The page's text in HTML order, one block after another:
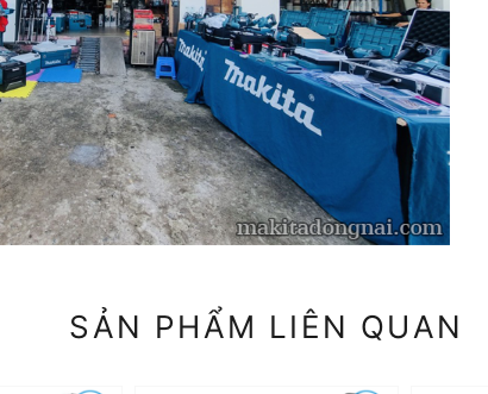
SẢN PHẨM LIÊN QUAN